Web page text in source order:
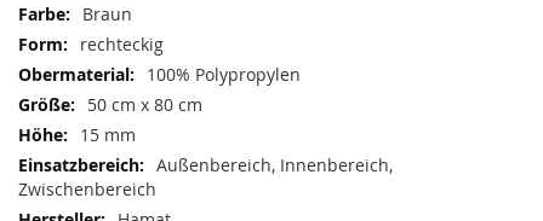
Mehr
Informationen
Braun
rechteckig
100% Polypropylen
50 cm x 80 cm
15 mm
Außenbereich, Innenbereich,
Zwischenbereich